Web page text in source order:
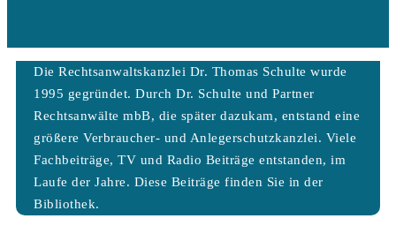
Die Rechtsanwaltskanzlei Dr. Thomas Schulte wurde
1995 gegründet. Durch Dr. Schulte und Partner
Rechtsanwälte mbB, die später dazukam, entstand eine
größere Verbraucher- und Anlegerschutzkanzlei. Viele
Fachbeiträge, TV und Radio Beiträge entstanden, im
Laufe der Jahre. Diese Beiträge finden Sie in der
Bibliothek.